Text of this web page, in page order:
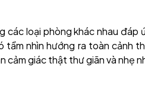
các loại phòng khác nhau đáp
tầm nhìn hướng ra toàn cảnh
cảm giác thật thư giãn và nhẹ